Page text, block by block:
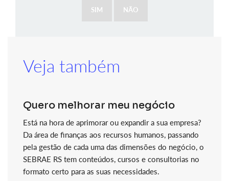
SIM NÃO
Veja também
Quero melhorar meu negócio
Está na hora de aprimorar ou expandir a sua empresa?
Da área de finanças aos recursos humanos, passando
pela gestão de cada uma das dimensões do negócio, o
SEBRAE RS tem conteúdos, cursos e consultorias no
formato certo para as suas necessidades.